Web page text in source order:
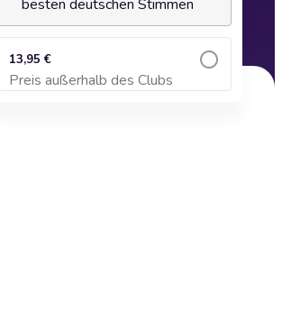
besten deutschen Stimmen
13,95 €
Preis außerhalb des Clubs
Zum Warenkorb hinzufügen